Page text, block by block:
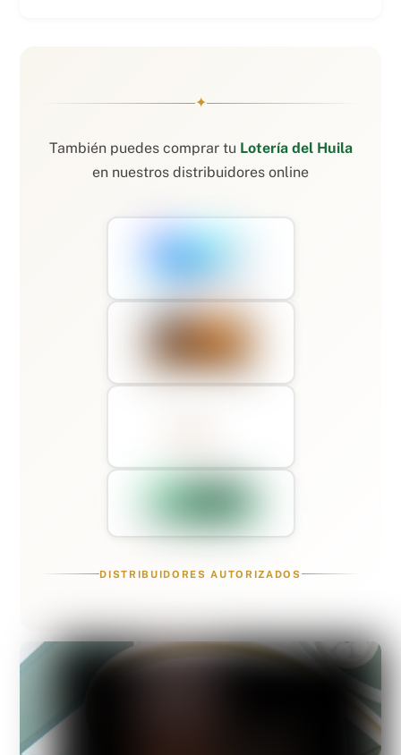
✦
También puedes comprar tu Lotería del Huila
en nuestros distribuidores online
DISTRIBUIDORES AUTORIZADOS